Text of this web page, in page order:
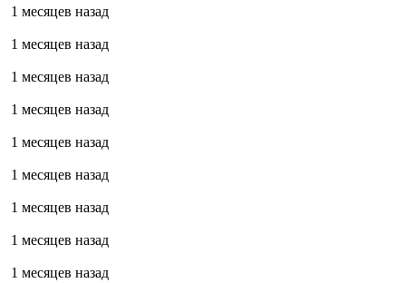
1 месяцев назад
1 месяцев назад
1 месяцев назад
1 месяцев назад
1 месяцев назад
1 месяцев назад
1 месяцев назад
1 месяцев назад
1 месяцев назад